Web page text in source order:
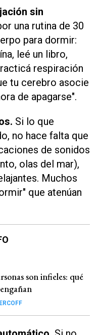
sin
una rutina de 30
para dormir:
leé un libro,
respiración
tu cerebro asocie
de apagarse".
Si lo que
no hace falta que
de sonidos
olas del mar),
Muchos
que atenúan
son infieles: qué